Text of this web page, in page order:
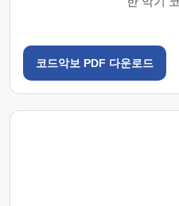
코드악보 PDF 다운로드